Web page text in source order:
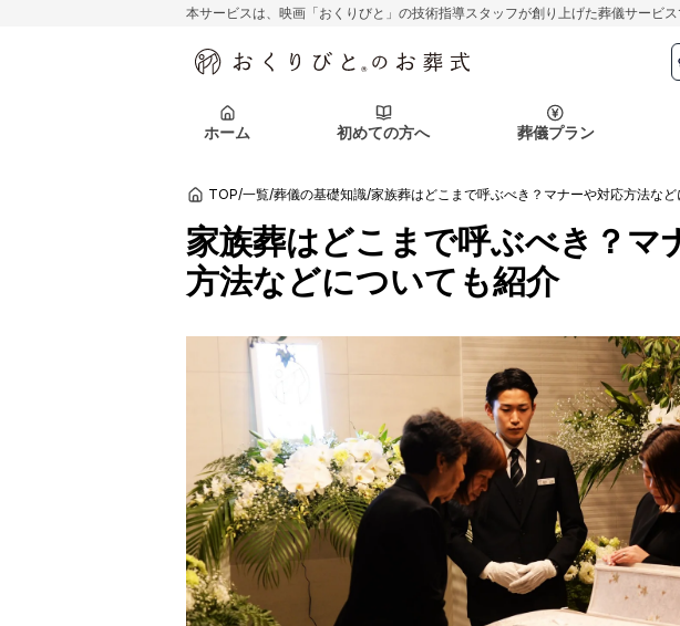
本サービスは、映画「おくりびと」の技術指導スタッフが創り上げた葬儀サービス
ホーム 初めての方へ
アフターサポート
会社を知る 採用
葬儀プラン
北海道エリア 札幌市
初めての方へ 初めての方へ 納棺
会社を知る スタッフ一覧 採用
関東エリア 東京都 埼玉県
北海道エリア 札幌市
お客様の声 ご葬儀事例 お客
葬儀の知識 葬儀の知識 供花
TOP/一覧/葬儀の基礎知識/家族葬はどこまで呼ぶべき？マナーや対応方法な
家族葬はどこまで呼ぶべき？マ
方法などについても紹介